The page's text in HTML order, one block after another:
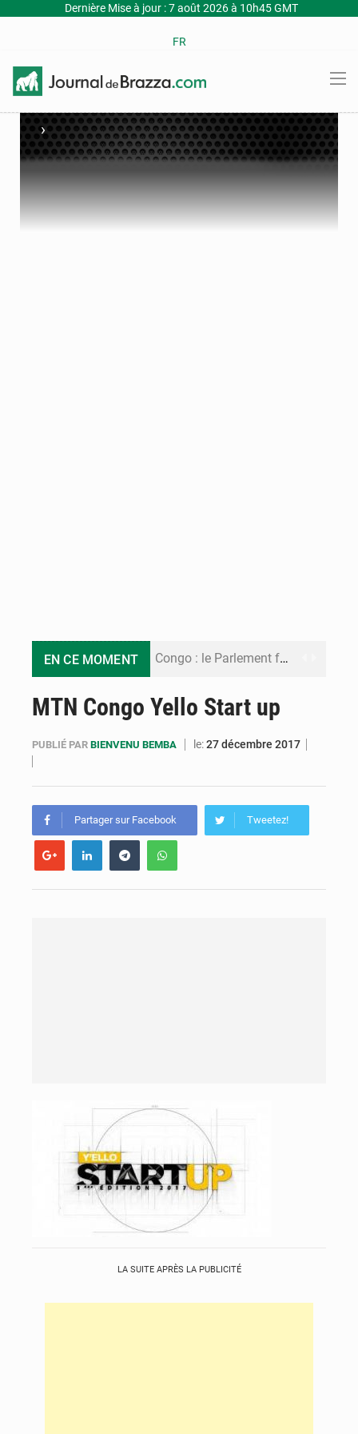
Dernière Mise à jour : 7 août 2026 à 10h45 GMT
FR
›
EN CE MOMENT Congo : le Parlement formule 28 recommandations sur le Cadre budgétaire 2027-2029
MTN Congo Yello Start up
PUBLIÉ PAR BIENVENU BEMBA le:27 décembre 2017
Partager sur Facebook Tweetez!
LA SUITE APRÈS LA PUBLICITÉ